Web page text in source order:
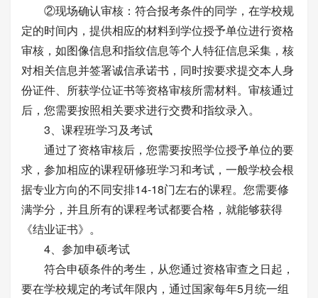
②现场确认审核：符合报考条件的同学，在学校规
定的时间内，提供相应的材料到学位授予单位进行资格
审核，如图像信息和指纹信息等个人特征信息采集，核
对相关信息并签署诚信承诺书，同时按要求提交本人身
份证件、所获学位证书等资格审核所需材料。审核通过
后，您需要按照相关要求进行交费和指纹录入。
3、课程班学习及考试
通过了资格审核后，您需要按照学位授予单位的要
求，参加相应的课程研修班学习和考试，一般学校会根
据专业方向的不同安排14-18门左右的课程。您需要修
满学分，并且所有的课程考试都要合格，就能够获得
《结业证书》。
4、参加申硕考试
符合申硕条件的考生，从您通过资格审查之日起，
要在学校规定的考试年限内，通过国家每年5月统一组